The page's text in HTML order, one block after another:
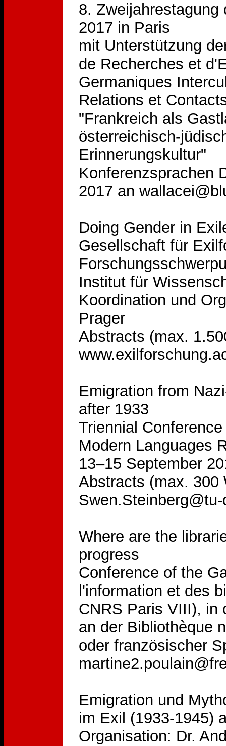
8.
2017 in Paris
mit Unterstützung
de Recherches et
Germaniques
Relations et
"Frankreich als
österreichisch-
Erinnerungskultur"
Konferenzsprachen
2017 an
Doing Gender in
Gesellschaft für
Institut für
Koordination und
Prager
Abstracts (max.
Emigration from
after 1933
Triennial
Modern Languages
13–15 September
Abstracts (max. 300
Where are the
progress
Conference of the
l'information et des
CNRS Paris VIII), in
an der Bibliothèque
oder französischer
Emigration und
im Exil (1933-1945)
Organisation: Dr.